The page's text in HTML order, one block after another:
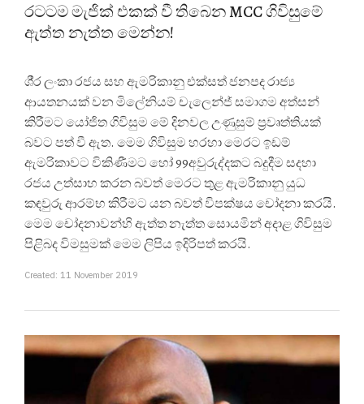
රටටම මැජික් එකක් වී තිබෙන MCC ගිවිසුමේ
ඇත්ත නැත්ත මෙන්න!
ශී‍්‍ර ලංකා රජය සහ ඇමරිකානු එක්සත් ජනපද රාජ්‍ය
ආයතනයක් වන මිලේනියම් චැලෙන්ජ් සමාගම අත්සන්
කිරීමට යෝජිත ගිවිසුම මේ දිනවල උණුසුම් ප‍්‍රවෘත්තියක්
බවට පත් වී ඇත. මෙම ගිවිසුම හරහා මෙරට ඉඩම්
ඇමරිකාවට විකිණීමට හෝ 99අවුරුද්දකට බදුදීම සදහා
රජය උත්සාහ කරන බවත් මෙරට තුළ ඇමරිකානු යුධ
කඳවුරු ආරම්භ කිරීමට යන බවත් විපක්ෂය චෝදනා කරයි.
මෙම චෝදනාවන්හි ඇත්ත නැත්ත සොයමින් අදාළ ගිවිසුම
පිළිබද විමසුමක් මෙම ලිපිය ඉදිරිපත් කරයි.
Created: 11 November 2019